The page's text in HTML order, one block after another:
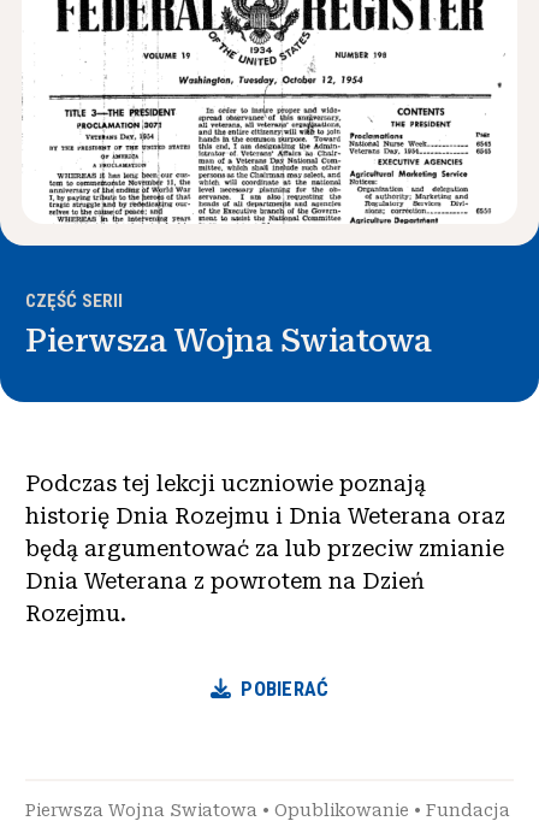
CZĘŚĆ SERII
Pierwsza Wojna Swiatowa
Podczas tej lekcji uczniowie poznają
historię Dnia Rozejmu i Dnia Weterana oraz
będą argumentować za lub przeciw zmianie
Dnia Weterana z powrotem na Dzień
Rozejmu.
POBIERAĆ
Pierwsza Wojna Swiatowa • Opublikowanie • Fundacja